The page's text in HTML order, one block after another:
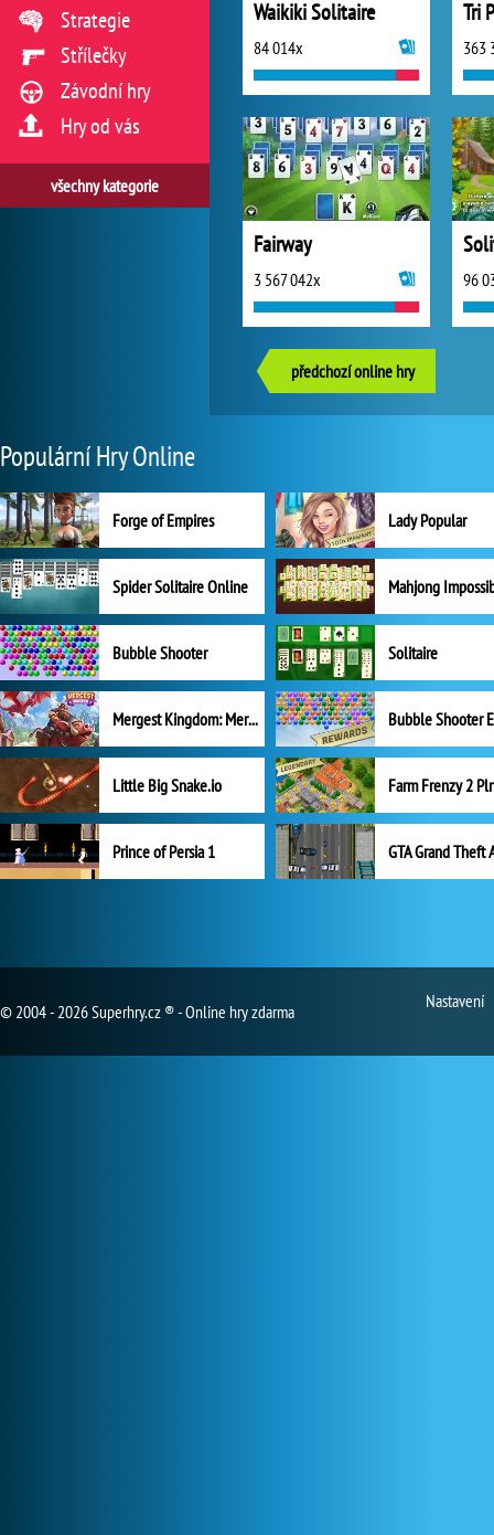
Waikiki Solitaire
84 014x
Tri
363
Fairway
3 567 042x 96
předchozí online hry
Strategie
Střílečky
Závodní hry
Hry od vás
všechny kategorie
Populární Hry Online
Forge of Empires Lady Popular
Spider Solitaire Online Mahjong
Bubble Shooter Solitaire
Mergest Kingdom: Merge Puzzle
Little Big Snake.io
Prince of Persia 1 GTA Grand Theft
Nastavení
© 2004 - 2026 Superhry.cz ® - Online hry zdarma